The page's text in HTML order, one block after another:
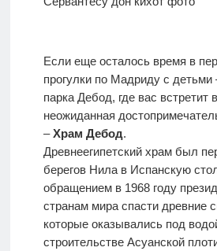
Если еще осталось время в
прогулки по Мадриду с детьми
парка Дебод, где вас встретит
неожиданная
–Храм Дебод.
Древнеегипетский храм был
берегов Нила в Испанскую
обращением в 1968 году
странам мира спасти древние
которые оказывались под
строительстве Асуанской